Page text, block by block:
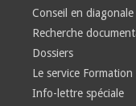
Conseil en diagonale
Recherche
Dossiers
Le service
Info-lettre spéciale